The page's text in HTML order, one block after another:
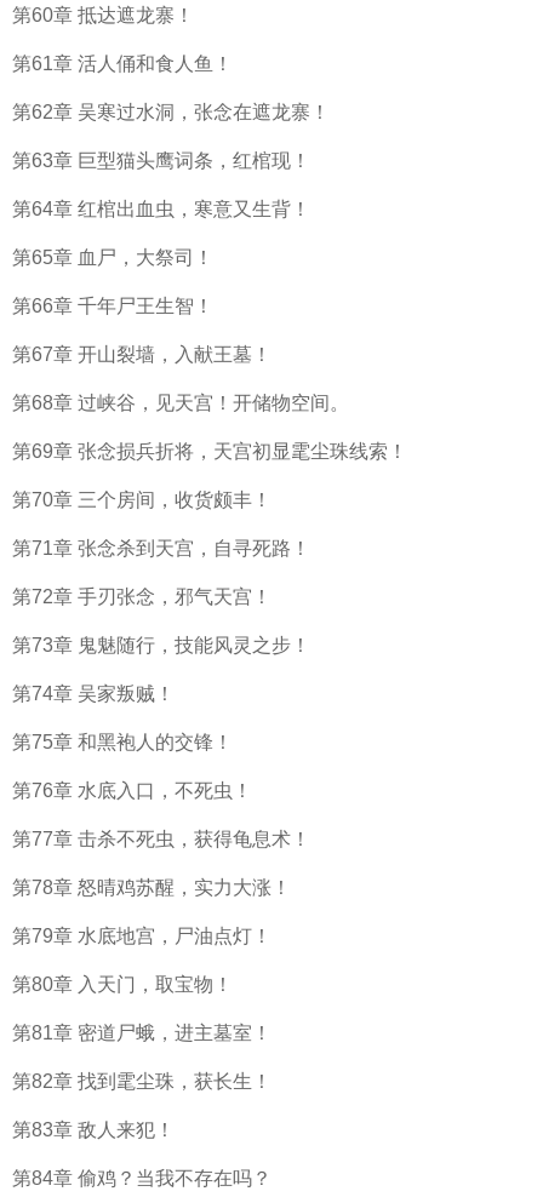
第60章 抵达遮龙寨！
第61章 活人俑和食人鱼！
第62章 吴寒过水洞，张念在遮龙寨！
第63章 巨型猫头鹰词条，红棺现！
第64章 红棺出血虫，寒意又生背！
第65章 血尸，大祭司！
第66章 千年尸王生智！
第67章 开山裂墙，入献王墓！
第68章 过峡谷，见天宫！开储物空间。
第69章 张念损兵折将，天宫初显雮尘珠线索！
第70章 三个房间，收货颇丰！
第71章 张念杀到天宫，自寻死路！
第72章 手刃张念，邪气天宫！
第73章 鬼魅随行，技能风灵之步！
第74章 吴家叛贼！
第75章 和黑袍人的交锋！
第76章 水底入口，不死虫！
第77章 击杀不死虫，获得龟息术！
第78章 怒晴鸡苏醒，实力大涨！
第79章 水底地宫，尸油点灯！
第80章 入天门，取宝物！
第81章 密道尸蛾，进主墓室！
第82章 找到雮尘珠，获长生！
第83章 敌人来犯！
第84章 偷鸡？当我不存在吗？